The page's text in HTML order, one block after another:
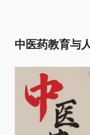
中医药教育与